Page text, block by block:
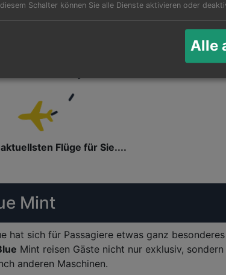
Flüge für Sie....
Mint
hat sich für Passagiere etwas ganz besonderes
Mint reisen Gäste nicht nur exklusiv, sondern
anderen Maschinen.
Schalter können Sie alle Dienste aktivieren oder
Alle